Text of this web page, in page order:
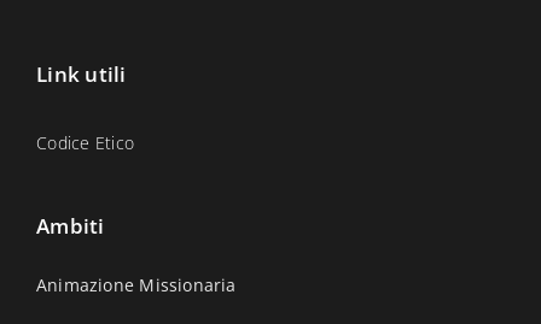
Link utili
Codice Etico
Ambiti
Animazione Missionaria